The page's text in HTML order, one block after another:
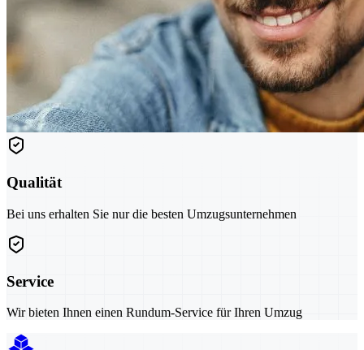
Qualität
Bei uns erhalten Sie nur die besten Umzugsunternehmen
Service
Wir bieten Ihnen einen Rundum-Service für Ihren Umzug